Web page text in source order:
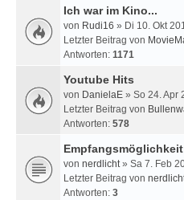
Ich war im Kino...
von Rudi16 » Di 10. Okt
Letzter Beitrag von
Antworten: 1171
Youtube Hits
von DanielaE » So 24. Apr
Letzter Beitrag von
Antworten: 578
von nerdlicht» Sa 7. Feb
Letzter Beitrag von
Antworten: 3